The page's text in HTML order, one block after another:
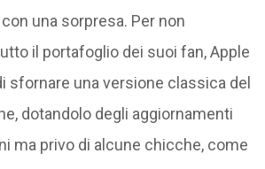
una sorpresa. Per non
il portafoglio dei suoi fan, Apple
sfornare una versione classica del
dotandolo degli aggiornamenti
ma privo di alcune chicche, come